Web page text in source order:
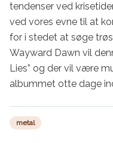
tendenser ved
ved vores evne til at
for i stedet at søge
Wayward Dawn vil
Lies” og der vil være
albummet otte dage
metal